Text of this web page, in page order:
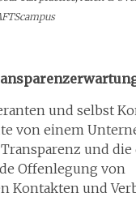
und selbst
von einem
und die
Offenlegung von
Kontakten und